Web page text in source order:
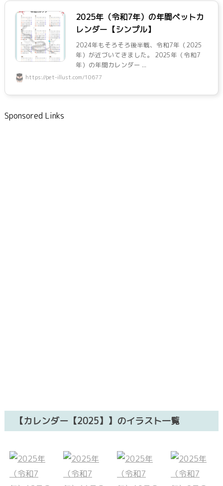
2025年（令和7年）の年間ペットカ
レンダー【シンプル】
2024年もそろそろ後半戦、令和7年（2025
年）が近づいてきました。 2025年（令和7
年）の年間カレンダー ...
https://pet-illust.com/10677
Sponsored Links
【カレンダー【2025】】のイラスト一覧